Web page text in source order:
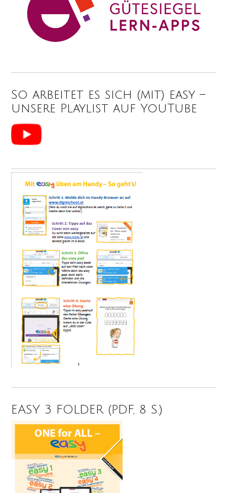
So arbeitet es sich (mit) easy –
unsere Playlist auf YouTube
EASY 3 FOLDER (PDF, 8 S.)